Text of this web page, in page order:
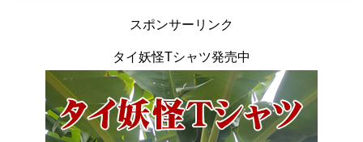
スポンサーリンク
タイ妖怪Tシャツ発売中